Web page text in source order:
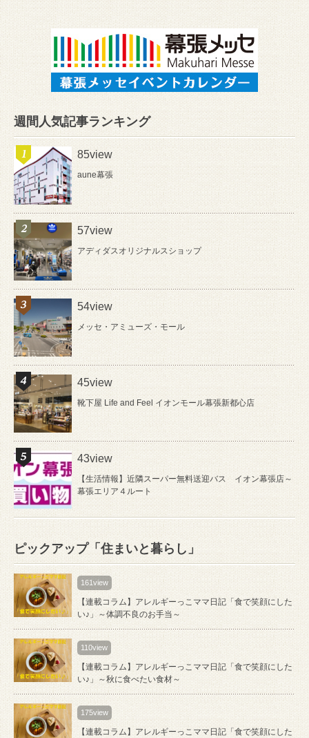
週間人気記事ランキング
85view
aune幕張
57view
アディダスオリジナルスショップ
54view
メッセ・アミューズ・モール
45view
靴下屋 Life and Feel イオンモール幕張新都心店
43view
【生活情報】近隣スーパー無料送迎バス イオン幕張店～
幕張エリア４ルート
ピックアップ「住まいと暮らし」
161view
【連載コラム】アレルギーっこママ日記「食で笑顔にした
い♪」～体調不良のお手当～
110view
【連載コラム】アレルギーっこママ日記「食で笑顔にした
い♪」～秋に食べたい食材～
175view
【連載コラム】アレルギーっこママ日記「食で笑顔にした